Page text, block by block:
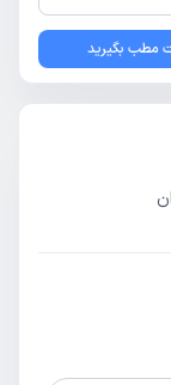
مطب بگیرید